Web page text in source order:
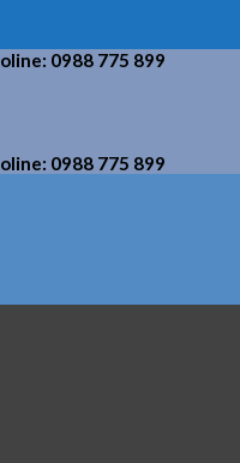
0988 775 899
0988 775 899